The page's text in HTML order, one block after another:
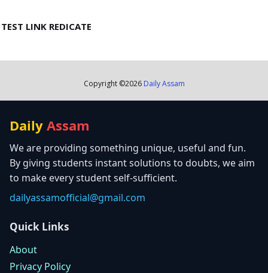
TEST LINK REDICATE
Copyright ©2026 Daily Assam
Daily Assam
We are providing something unique, useful and fun.
By giving students instant solutions to doubts, we aim
to make every student self-sufficient.
dailyassamofficial@gmail.com
Quick Links
About
Privacy Policy